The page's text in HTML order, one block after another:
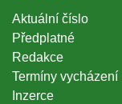
Aktuální číslo
Předplatné
Redakce
Termíny vycházení
Inzerce